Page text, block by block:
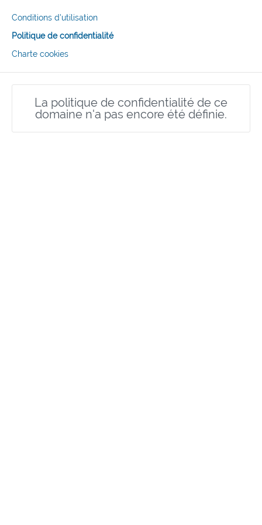
Conditions d'utilisation
Politique de confidentialité
Charte cookies
La politique de confidentialité de ce
domaine n'a pas encore été définie.